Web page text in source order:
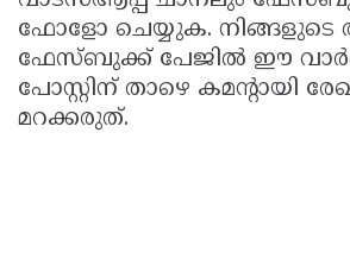
ഫോളോ ചെയ്യുക. നിങ്ങളുടെ
ഫേസ്ബുക്ക് പേജിൽ ഈ
പോസ്റ്റിന് താഴെ കമൻ്റായി
മറക്കരുത്.